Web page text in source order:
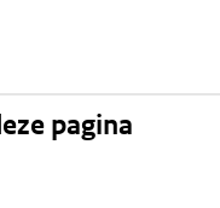
pagina